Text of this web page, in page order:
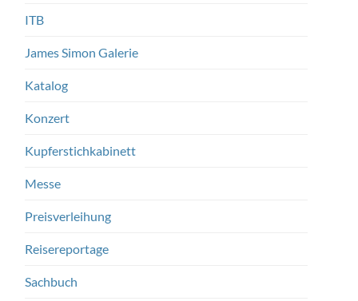
ITB
James Simon Galerie
Katalog
Konzert
Kupferstichkabinett
Messe
Preisverleihung
Reisereportage
Sachbuch